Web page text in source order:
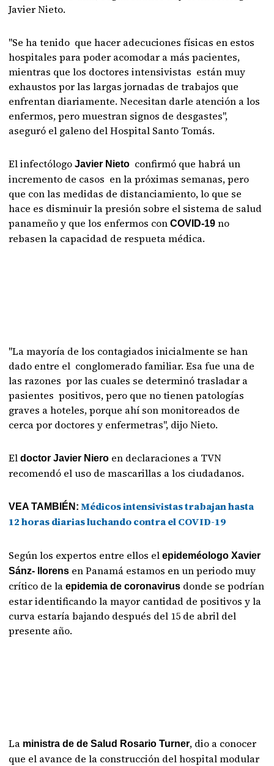
Javier Nieto.
"Se ha tenido que hacer adecuciones físicas en estos
hospitales para poder acomodar a más pacientes,
mientras que los doctores intensivistas están muy
exhaustos por las largas jornadas de trabajos que
enfrentan diariamente. Necesitan darle atención a los
enfermos, pero muestran signos de desgastes",
aseguró el galeno del Hospital Santo Tomás.
El infectólogo Javier Nieto confirmó que habrá un
incremento de casos en la próximas semanas, pero
que con las medidas de distanciamiento, lo que se
hace es disminuir la presión sobre el sistema de salud
panameño y que los enfermos conCOVID-19 no
rebasen la capacidad de respueta médica.
"La mayoría de los contagiados inicialmente se han
dado entre el conglomerado familiar. Esa fue una de
las razones por las cuales se determinó trasladar a
pasientes positivos, pero que no tienen patologías
graves a hoteles, porque ahí son monitoreados de
cerca por doctores y enfermetras", dijo Nieto.
El doctor Javier Niero en declaraciones a TVN
recomendó el uso de mascarillas a los ciudadanos.
VEA TAMBIÉN: Médicos intensivistas trabajan hasta
12 horas diarias luchando contra el COVID-19
Según los expertos entre ellos el epideméologo Xavier
Sánz- llorens en Panamá estamos en un periodo muy
crítico de laepidemia de coronavirus donde se podrían
estar identificando la mayor cantidad de positivos y la
curva estaría bajando después del 15 de abril del
presente año.
La ministra de de Salud Rosario Turner, dio a conocer
que el avance de la construcción del hospital modular